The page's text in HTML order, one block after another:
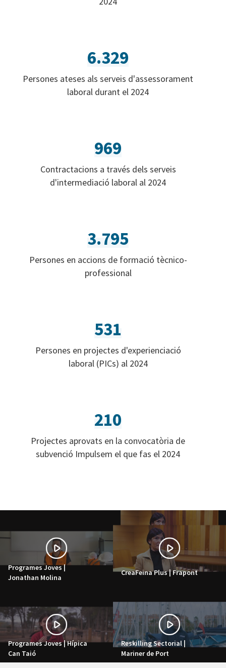
6.329
Persones ateses als serveis d'assessorament
laboral durant el 2024
969
Contractacions a través dels serveis
d'intermediació laboral al 2024
3.795
Persones en accions de formació tècnico-
professional
531
Persones en projectes d'experienciació
laboral (PICs) al 2024
210
Projectes aprovats en la convocatòria de
subvenció Impulsem el que fas el 2024
Programes Joves |
Jonathan Molina
CreaFeina Plus | Frapont
Programes Joves | Hípica
Can Taió
Reskilling Sectorial |
Mariner de Port